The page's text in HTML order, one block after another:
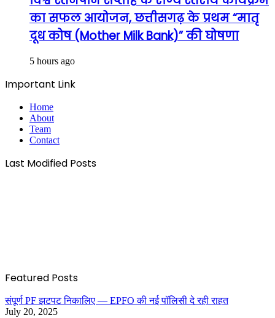
का सफल आयोजन, छत्तीसगढ़ के प्रथम “मातृ
दूध कोष (Mother Milk Bank)” की घोषणा
5 hours ago
Important Link
Home
About
Team
Contact
Last Modified Posts
Featured Posts
संपूर्ण PF झटपट निकालिए — EPFO की नई पॉलिसी दे रही राहत
July 20, 2025